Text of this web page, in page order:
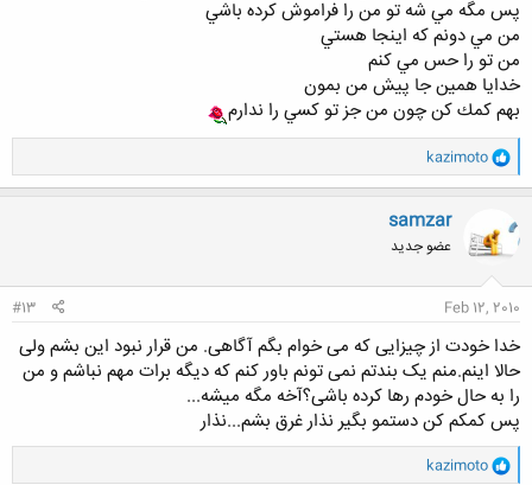
پس مگه مي شه تو من را فراموش كرده باشي
من مي دونم كه اينجا هستي
من تو را حس مي كنم
خدايا همين جا پيش من بمون
بهم كمك كن چون من جز تو كسي را ندارم
و
ا
ک
ش
ه
kazimoto
samzar
عضو جدید
Feb 12, 2010
#13
خدا خودت از چیزایی که می خوام بگم آگاهی. من قرار نبود این بشم ولی
حالا اینم.منم یک بندتم نمی تونم باور کنم که دیگه برات مهم نباشم و من
را به حال خودم رها کرده باشی؟آخه مگه میشه...
پس کمکم کن دستمو بگیر نذار غرق بشم...نذار
و
kazimoto